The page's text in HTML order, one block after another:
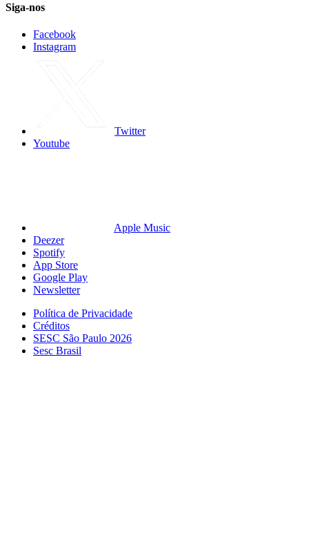
Siga-nos
Facebook
Instagram
Twitter
Youtube
Apple Music
Deezer
Spotify
App Store
Google Play
Newsletter
Política de Privacidade
Créditos
SESC São Paulo 2026
Sesc Brasil